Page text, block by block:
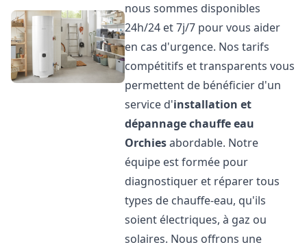
nous sommes disponibles
24h/24 et 7j/7 pour vous aider
en cas d'urgence. Nos tarifs
compétitifs et transparents vous
permettent de bénéficier d'un
service d'installation et
dépannage chauffe eau
Orchiesabordable. Notre
équipe est formée pour
diagnostiquer et réparer tous
types de chauffe-eau, qu'ils
soient électriques, à gaz ou
solaires. Nous offrons une